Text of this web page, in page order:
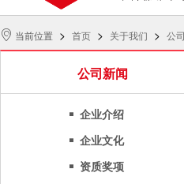
当前位置 > 首页 > 关于我们 > 公
公司新闻
企业介绍
企业文化
资质奖项